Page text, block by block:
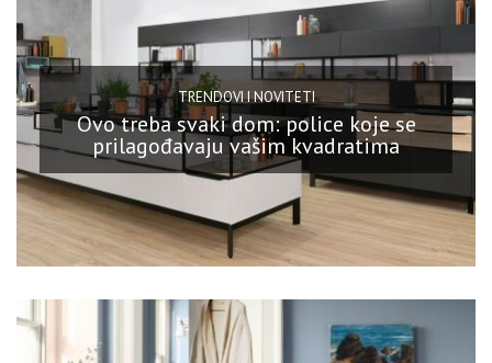
TRENDOVI I NOVITETI
Ovo treba svaki dom: police koje se
prilagođavaju vašim kvadratima